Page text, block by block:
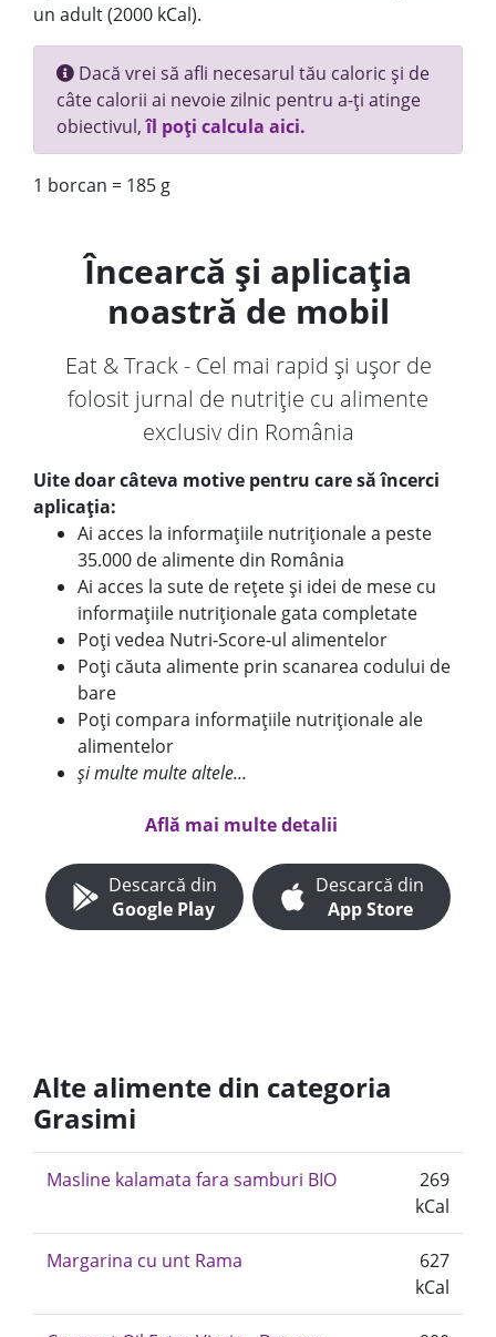
un adult (2000 kCal).
Dacă vrei să afli necesarul tău caloric și de
câte calorii ai nevoie zilnic pentru a-ți atinge
obiectivul,îl poți calcula aici.
1 borcan = 185 g
Încearcă și aplicația
noastră de mobil
Eat & Track - Cel mai rapid și ușor de
folosit jurnal de nutriție cu alimente
exclusiv din România
Uite doar câteva motive pentru care să încerci
aplicația:
Ai acces la informațiile nutriționale a peste
35.000 de alimente din România
Ai acces la sute de rețete și idei de mese cu
informațiile nutriționale gata completate
Poți vedea Nutri-Score-ul alimentelor
Poți căuta alimente prin scanarea codului de
bare
Poți compara informațiile nutriționale ale
alimentelor
și multe multe altele...
Află mai multe detalii
Descarcă din
Google Play
Descarcă din
App Store
Alte alimente din categoria
Grasimi
Masline kalamata fara samburi BIO
269
kCal
Margarina cu unt Rama
627
kCal